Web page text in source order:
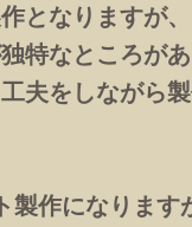
となりますが
特なところが
夫をしながら
製作になります